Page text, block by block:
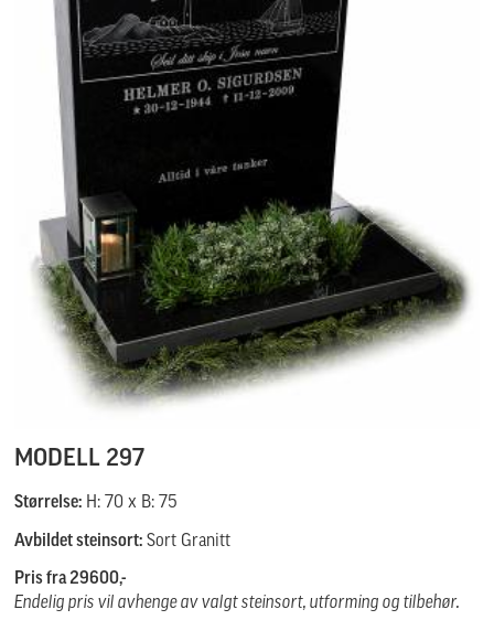
MODELL 297
Størrelse: H: 70 x B: 75
Avbildet steinsort: Sort Granitt
Pris fra 29600,-
Endelig pris vil avhenge av valgt steinsort, utforming og tilbehør.